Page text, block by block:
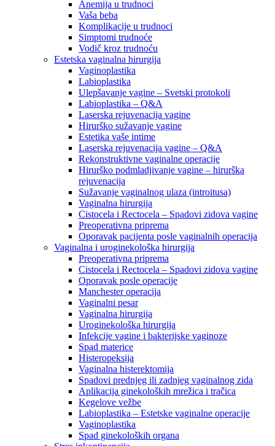
Anemija u trudnoci
Vaša beba
Komplikacije u trudnoci
Simptomi trudnoće
Vodič kroz trudnoću
Estetska vaginalna hirurgija
Vaginoplastika
Labioplastika
Ulepšavanje vagine – Svetski protokoli
Labioplastika – Q&A
Laserska rejuvenacija vagine
Hirurško sužavanje vagine
Estetika vaše intime
Laserska rejuvenacija vagine – Q&A
Rekonstruktivne vaginalne operacije
Hirurško podmladjivanje vagine – hirurška
rejuvenacija
Sužavanje vaginalnog ulaza (introitusa)
Vaginalna hirurgija
Cistocela i Rectocela – Spadovi zidova vagine
Preoperativna priprema
Oporavak pacijenta posle vaginalnih operacija
Vaginalna i uroginekološka hirurgija
Preoperativna priprema
Cistocela i Rectocela – Spadovi zidova vagine
Oporavak posle operacije
Manchester operacija
Vaginalni pesar
Vaginalna hirurgija
Uroginekološka hirurgija
Infekcije vagine i bakterijske vaginoze
Spad materice
Histeropeksija
Vaginalna histerektomija
Spadovi prednjeg ili zadnjeg vaginalnog zida
Aplikacija ginekoloških mrežica i tračica
Kegelove vežbe
Labioplastika – Estetske vaginalne operacije
Vaginoplastika
Spad ginekoloških organa